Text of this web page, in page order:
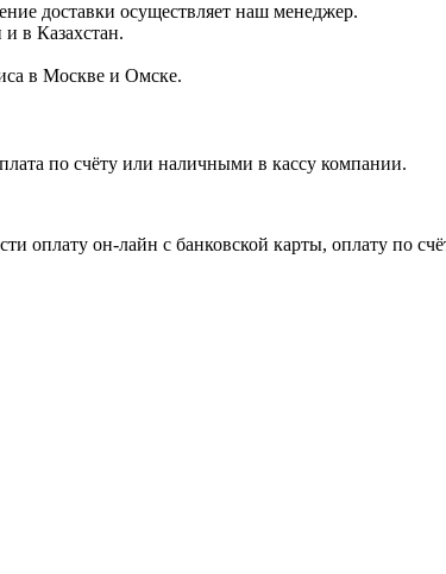
доставки осуществляет наш менеджер.
и в Казахстан.
в Москве и Омске.
по счёту или наличными в кассу компании.
оплату он-лайн с банковской карты, оплату по